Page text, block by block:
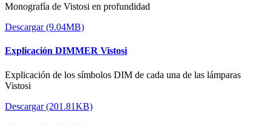
Monografía de Vistosi en profundidad
Descargar (9.04MB)
Explicación DIMMER Vistosi
Explicación de los símbolos DIM de cada una de las lámparas
Vistosi
Descargar (201.81KB)